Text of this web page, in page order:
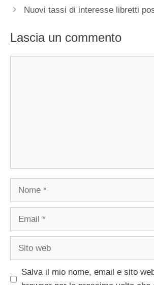
Nuovi tassi di interesse libretti
Lascia un commento
Nome
Email
Sito
Salva il mio nome, email e sito